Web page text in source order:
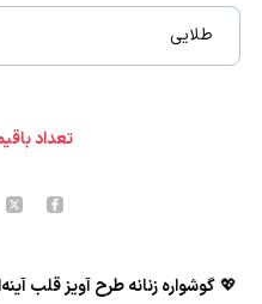
طلایی
تعداد
💖گوشواره زنانه طرح آویز قلب